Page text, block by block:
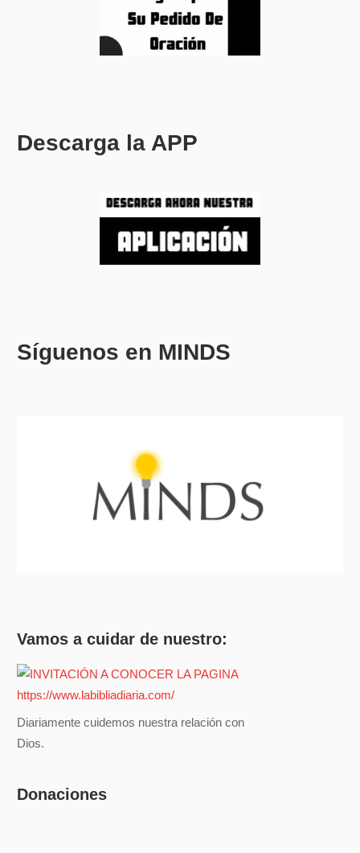
Descarga la APP
Síguenos en MINDS
Vamos a cuidar de nuestro:
Diariamente cuidemos nuestra relación con
Dios.
Donaciones